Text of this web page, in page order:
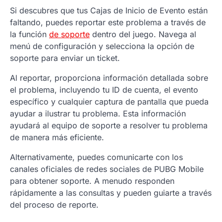
Si descubres que tus Cajas de Inicio de Evento están
faltando, puedes reportar este problema a través de
la función de soporte dentro del juego. Navega al
menú de configuración y selecciona la opción de
soporte para enviar un ticket.
Al reportar, proporciona información detallada sobre
el problema, incluyendo tu ID de cuenta, el evento
específico y cualquier captura de pantalla que pueda
ayudar a ilustrar tu problema. Esta información
ayudará al equipo de soporte a resolver tu problema
de manera más eficiente.
Alternativamente, puedes comunicarte con los
canales oficiales de redes sociales de PUBG Mobile
para obtener soporte. A menudo responden
rápidamente a las consultas y pueden guiarte a través
del proceso de reporte.